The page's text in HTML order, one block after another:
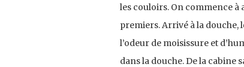
les couloirs. On commence à
premiers. Arrivé à la douche,
l’odeur de moisissure et
dans la douche. De la cabine